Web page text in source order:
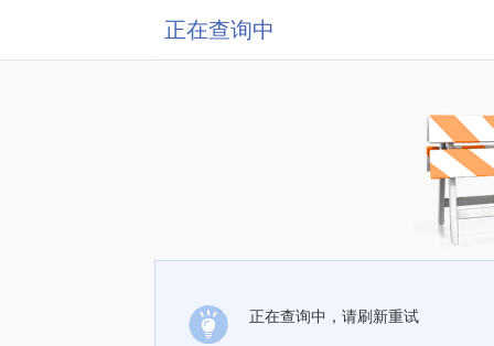
正在查询中
正在查询中，请刷新重试